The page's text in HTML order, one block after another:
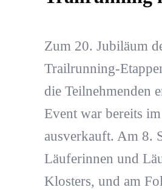
Zum 20. Jubiläum
Trailrunning-
die Teilnehmenden
Event war bereits
ausverkauft. Am 8.
Läuferinnen und
Klosters, und am